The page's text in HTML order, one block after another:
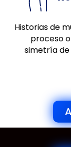
Historias de
proceso
simetría de